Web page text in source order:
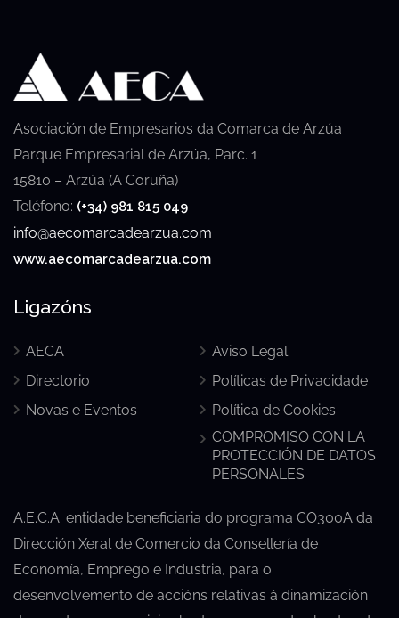
Asociación de Empresarios da Comarca de Arzúa
Parque Empresarial de Arzúa, Parc. 1
15810 – Arzúa (A Coruña)
Teléfono: (+34) 981 815 049
info@aecomarcadearzua.com
www.aecomarcadearzua.com
Ligazóns
AECA
Directorio
Novas e Eventos
Aviso Legal
Políticas de Privacidade
Política de Cookies
COMPROMISO CON LA
PROTECCIÓN DE DATOS
PERSONALES
A.E.C.A. entidade beneficiaria do programa CO300A da
Dirección Xeral de Comercio da Consellería de
Economía, Emprego e Industria, para o
desenvolvemento de accións relativas á dinamización